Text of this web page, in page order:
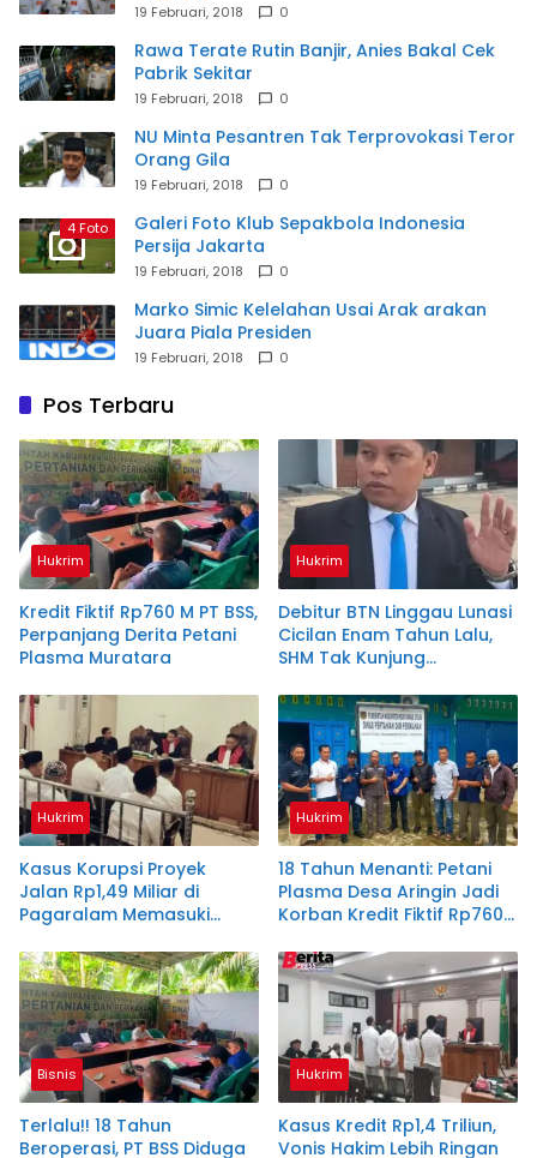
19 Februari, 2018 0
Rawa Terate Rutin Banjir, Anies Bakal Cek
Pabrik Sekitar
19 Februari, 2018 0
NU Minta Pesantren Tak Terprovokasi Teror
Orang Gila
19 Februari, 2018 0
4 Foto
Galeri Foto Klub Sepakbola Indonesia
Persija Jakarta
19 Februari, 2018 0
Marko Simic Kelelahan Usai Arak arakan
Juara Piala Presiden
19 Februari, 2018 0
Pos Terbaru
Hukrim
Kredit Fiktif Rp760 M PT BSS,
Perpanjang Derita Petani
Plasma Muratara
Hukrim
Debitur BTN Linggau Lunasi
Cicilan Enam Tahun Lalu,
SHM Tak Kunjung
Hukrim
Kasus Korupsi Proyek
Jalan Rp1,49 Miliar di
Pagaralam Memasuki
Terdakwa Dituntut 2,5
Tahun Penjara
Hukrim
18 Tahun Menanti: Petani
Plasma Desa Aringin Jadi
Korban Kredit Fiktif Rp760
Bisnis
Terlalu!! 18 Tahun
Beroperasi, PT BSS Diduga
Hukrim
Kasus Kredit Rp1,4 Triliun,
Vonis Hakim Lebih Ringan